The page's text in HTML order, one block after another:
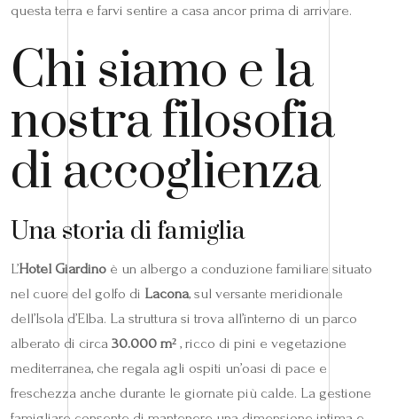
questa terra e farvi sentire a casa ancor prima di arrivare.
Chi siamo e la
nostra filosofia
di accoglienza
Una storia di famiglia
L’Hotel Giardino è un albergo a conduzione familiare situato
nel cuore del golfo di Lacona, sul versante meridionale
dell’Isola d’Elba. La struttura si trova all’interno di un parco
alberato di circa 30.000 m² , ricco di pini e vegetazione
mediterranea, che regala agli ospiti un’oasi di pace e
freschezza anche durante le giornate più calde. La gestione